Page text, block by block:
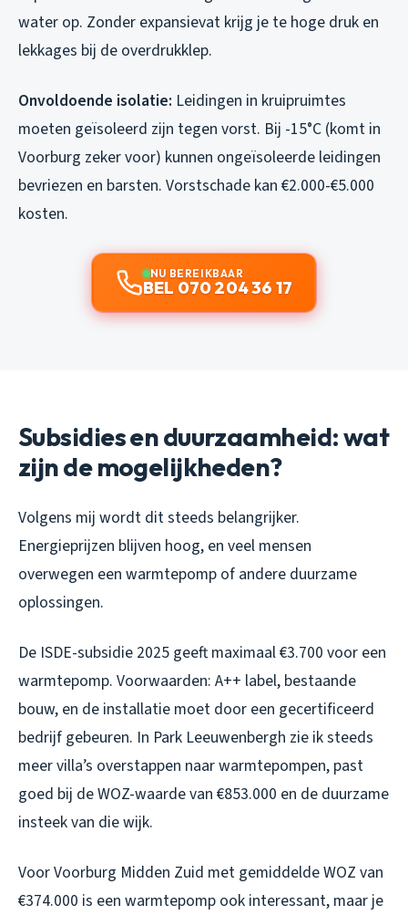
water op. Zonder expansievat krijg je te hoge druk en
lekkages bij de overdrukklep.
Onvoldoende isolatie: Leidingen in kruipruimtes
moeten geïsoleerd zijn tegen vorst. Bij -15°C (komt in
Voorburg zeker voor) kunnen ongeïsoleerde leidingen
bevriezen en barsten. Vorstschade kan €2.000-€5.000
kosten.
NU BEREIKBAAR
BEL 070 204 36 17
Subsidies en duurzaamheid: wat
zijn de mogelijkheden?
Volgens mij wordt dit steeds belangrijker.
Energieprijzen blijven hoog, en veel mensen
overwegen een warmtepomp of andere duurzame
oplossingen.
De ISDE-subsidie 2025 geeft maximaal €3.700 voor een
warmtepomp. Voorwaarden: A++ label, bestaande
bouw, en de installatie moet door een gecertificeerd
bedrijf gebeuren. In Park Leeuwenbergh zie ik steeds
meer villa’s overstappen naar warmtepompen, past
goed bij de WOZ-waarde van €853.000 en de duurzame
insteek van die wijk.
Voor Voorburg Midden Zuid met gemiddelde WOZ van
€374.000 is een warmtepomp ook interessant, maar je